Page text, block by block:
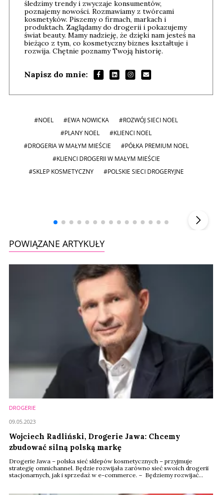
śledzimy trendy i zwyczaje konsumentów,
poznajemy nowości. Rozmawiamy z twórcami
kosmetyków. Piszemy o firmach, markach i
produktach. Zaglądamy do drogerii i pokazujemy
świat beauty. Mamy nadzieję, że dzięki nam jesteś na
bieżąco z tym, co kosmetyczny biznes kształtuje i
rozwija. Chętnie poznamy Twoją historię.
Napisz do mnie:
#NOEL #EWA NOWICKA
#ROZWÓJ SIECI NOEL
#PLANY NOEL
#KLIENCI NOEL
#DROGERIA W MAŁYM MIEŚCIE
#PÓŁKA PREMIUM NOEL
#KLIENCI DROGERII W MAŁYM MIEŚCIE
#SKLEP KOSMETYCZNY
#POLSKIE SIECI DROGERYJNE
POWIĄZANE ARTYKUŁY
DROGERIE
Wojciech Radliński, Drogerie Jawa: Chcemy
zbudować silną polską markę
Drogerie Jawa – polska sieć sklepów kosmetycznych – przyjmuje
strategię omnichannel. Będzie rozwijała zarówno sieć swoich drogerii
stacjonarnych, jak i sprzedaż w e-commerce. – Będziemy rozwijać
09.05.2023